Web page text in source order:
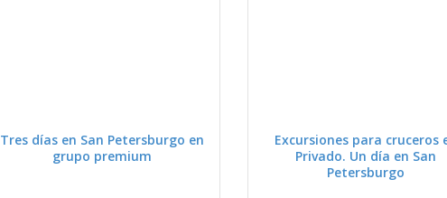
VER
Tres días en San Petersburgo en
grupo premium
VER
Excursiones para cruceros
Privado. Un día en San
Petersburgo